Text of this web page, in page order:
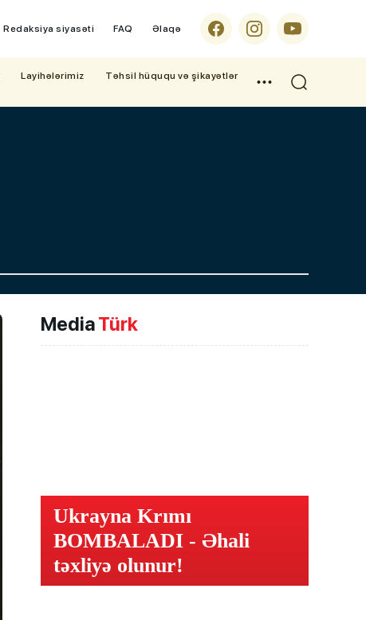
Redaksiya siyasəti FAQ Əlaqə
Layihələrimiz
Təhsil hüququ və şikayətlər
MediaTürk
Ukrayna Krımı
BOMBALADI - Əhali
təxliyə olunur!